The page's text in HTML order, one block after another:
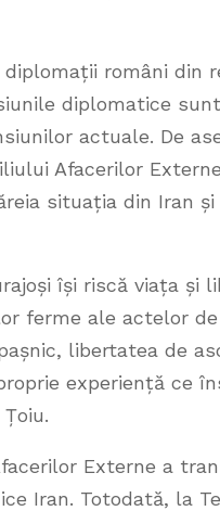
români din
diplomatice
actuale. De
Afacerilor
situația din Iran
își riscă viața
ferme ale actelor
libertatea de
experiență ce
Externe a
Iran. Totodată, la